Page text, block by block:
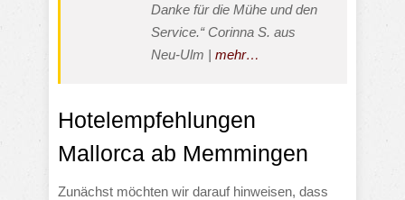
Danke für die Mühe und den
Service.“ Corinna S. aus
Neu-Ulm | mehr…
Hotelempfehlungen
Mallorca ab Memmingen
Zunächst möchten wir darauf hinweisen, dass